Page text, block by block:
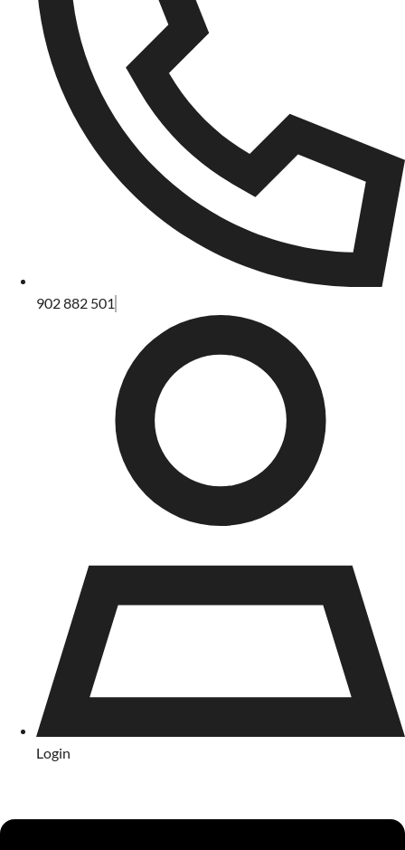
902 882 501
Login